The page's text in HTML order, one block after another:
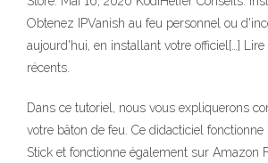
Obtenez IPVanish au feu personnel ou
aujourd'hui, en installant votre officiel[…]
récents.
Dans ce tutoriel, nous vous expliquerons
votre bâton de feu. Ce didacticiel
Stick et fonctionne également sur Amazon